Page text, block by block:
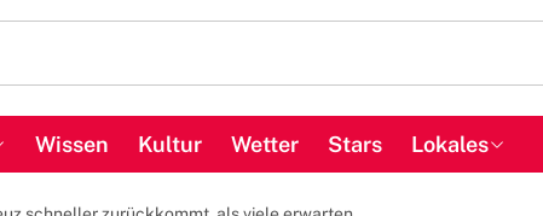
Wissen Kultur Wetter Stars Lokales